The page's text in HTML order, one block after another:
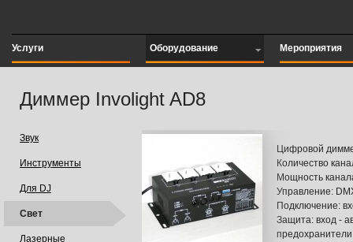
Услуги Оборудование Мероприятия
Диммер Involight AD8
Звук
Инструменты
Для DJ
Свет
Лазерные
Цифровой
Количество
Мощность
Управление:
Подключение:
Защита: вход -